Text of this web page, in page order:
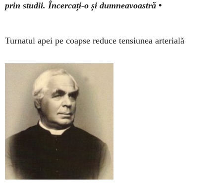
prin studii. Încer­cați-o și dum­nea­voastră •
Turnatul apei pe coapse reduce tensiunea arterială